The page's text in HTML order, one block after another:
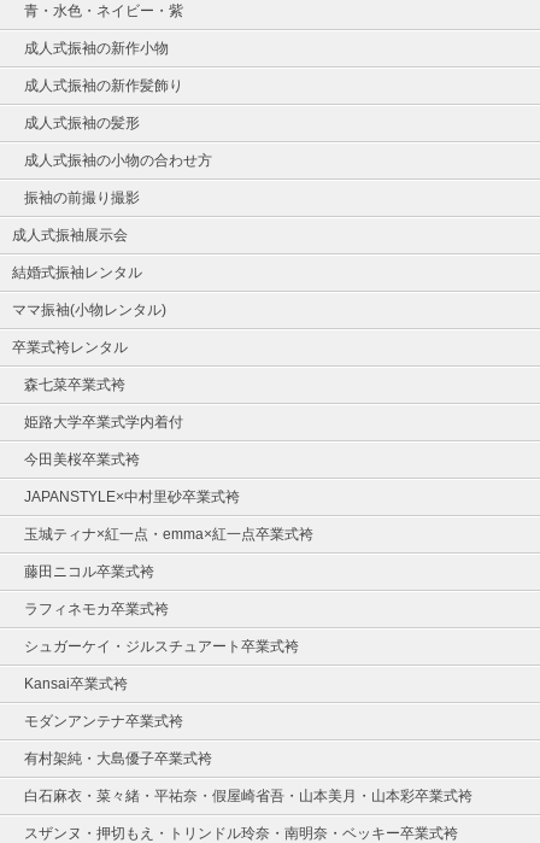
青・水色・ネイビー・紫
成人式振袖の新作小物
成人式振袖の新作髪飾り
成人式振袖の髪形
成人式振袖の小物の合わせ方
振袖の前撮り撮影
成人式振袖展示会
結婚式振袖レンタル
ママ振袖(小物レンタル)
卒業式袴レンタル
森七菜卒業式袴
姫路大学卒業式学内着付
今田美桜卒業式袴
JAPANSTYLE×中村里砂卒業式袴
玉城ティナ×紅一点・emma×紅一点卒業式袴
藤田ニコル卒業式袴
ラフィネモカ卒業式袴
シュガーケイ・ジルスチュアート卒業式袴
Kansai卒業式袴
モダンアンテナ卒業式袴
有村架純・大島優子卒業式袴
白石麻衣・菜々緒・平祐奈・假屋崎省吾・山本美月・山本彩卒業式袴
スザンヌ・押切もえ・トリンドル玲奈・南明奈・ベッキー卒業式袴